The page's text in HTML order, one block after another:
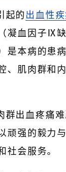
起的 出血性
凝血因子Ⅸ
是本病的患
、肌肉群和
出血疼痛难
顽强的毅力
社会服务。